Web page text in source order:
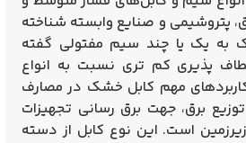
پتروشیمی و صنایع وابسته شناخته
یک یا چند سیم مفتولی گفته
پذیری کم تری نسبت به انواع
مهم کابل خشک در مصارف
برق، جهت برق رسانی تجهیزات
است. این نوع کابل از دسته